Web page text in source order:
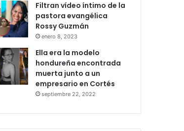
Filtran vídeo íntimo de la
pastora evangélica
Rossy Guzmán
enero 8, 2023
Ella era la modelo
hondureña encontrada
muerta junto a un
empresario en Cortés
septiembre 22, 2022